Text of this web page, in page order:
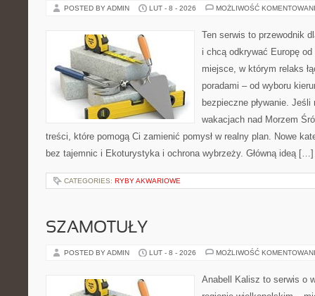
POSTED BY ADMIN LUT - 8 - 2026 MOŻLIWOŚĆ
Ten serwis to przewodnik
i chcą odkrywać Europę
miejsce, w którym relaks
poradami – od wyboru
bezpieczne pływanie.
wakacjach nad Morzem
treści, które pomogą Ci zamienić pomysł w realny plan. Nowe
bez tajemnic i Ekoturystyka i ochrona wybrzeży. Główną ideą […]
CATEGORIES: RYBY AKWARIOWE
SZAMOTUŁY
POSTED BY ADMIN LUT - 8 - 2026 MOŻLIWOŚĆ
Anabell Kalisz to serwis o